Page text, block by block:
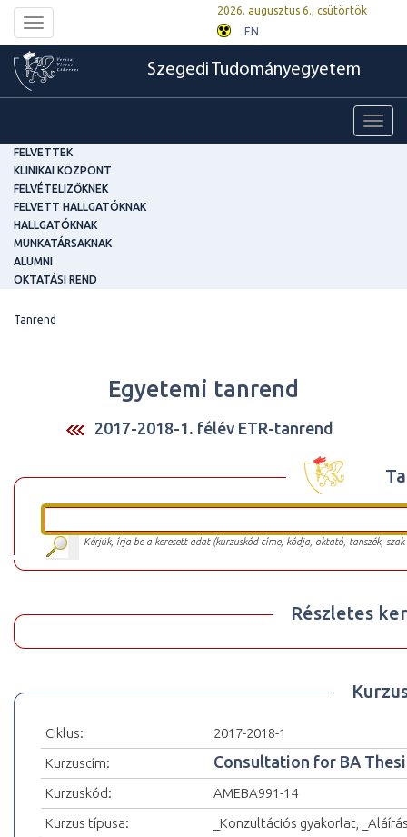
Toggle
navigation
2026. augusztus 6., csütörtök
EN
Szegedi Tudományegyetem
FELVETTEK
KLINIKAI KÖZPONT
FELVÉTELIZŐKNEK
FELVETT HALLGATÓKNAK
HALLGATÓKNAK
MUNKATÁRSAKNAK
ALUMNI
OKTATÁSI REND
Tanrend
Egyetemi tanrend
2017-2018-1. félév ETR-tanrend
Kérjük, írja be a keresett adat (kurzuskód címe, kódja, oktató, tanszék,
Részletes
Ciklus:
2017-2018-1
Kurzuscím:
Consultation for BA
Kurzuskód:
AMEBA991-14
Kurzus típusa:
_Konzultációs gyakorlat,